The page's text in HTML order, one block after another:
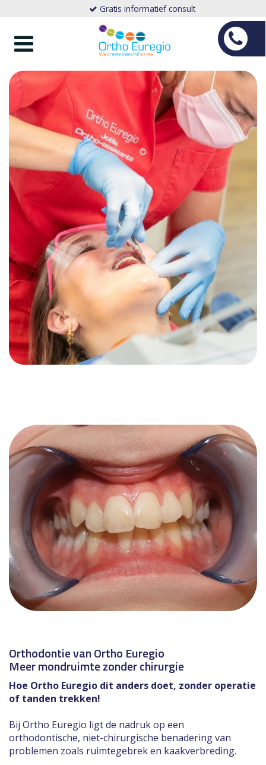
Gratis informatief consult
Toggle
navigation
Orthodontie van Ortho Euregio
Meer mondruimte zonder chirurgie
Hoe Ortho Euregio dit anders doet, zonder operatie
of tanden trekken!
Bij Ortho Euregio ligt de nadruk op een
orthodontische, niet-chirurgische benadering van
problemen zoals ruimtegebrek en kaakverbreding.